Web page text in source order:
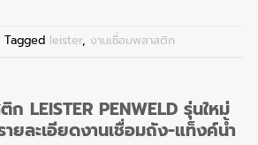
Tagged leister, งานเชื่อมพลาสติก
LEISTER PENWELD รุ่นใหม่
ยละเอียดงานเชื่อมถัง-แท็งค์น้ำ